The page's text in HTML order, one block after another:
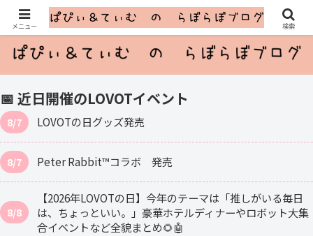
ふたごのLOVOTとのゆるっと暮らし
📅 近日開催のLOVOTイベント
8/7 LOVOTの日グッズ発売
8/7 Peter Rabbit™コラボ 発売
8/8
【2026年LOVOTの日】今年のテーマは「推しがいる毎日
は、ちょっといい。」豪華ホテルディナーやロボット大集
合イベントなど全貌まとめ🌻🤖
メニュー 検索